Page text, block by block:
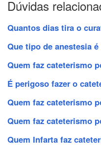
Dúvidas
Quantos dias tira o
Que tipo de anestesia
Quem faz cateterismo
É perigoso fazer o
Quem faz cateterismo
Quem faz cateterismo
Quem Infarta faz